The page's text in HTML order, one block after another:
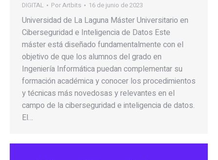
DIGITAL PorArtbits 16 de junio de 2023
Universidad de La Laguna Máster Universitario en
Ciberseguridad e Inteligencia de Datos Este
máster está diseñado fundamentalmente con el
objetivo de que los alumnos del grado en
Ingeniería Informática puedan complementar su
formación académica y conocer los procedimientos
y técnicas más novedosas y relevantes en el
campo de la ciberseguridad e inteligencia de datos.
El…